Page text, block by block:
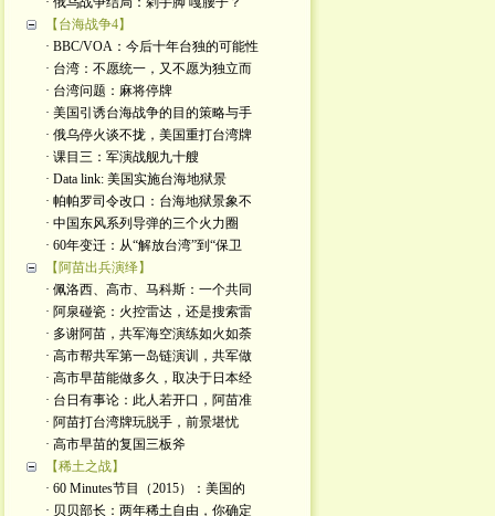
【台海战争4】
· BBC/VOA：今后十年台独的可能性
· 台湾：不愿统一，又不愿为独立而
· 台湾问题：麻将停牌
· 美国引诱台海战争的目的策略与手
· 俄乌停火谈不拢，美国重打台湾牌
· 课目三：军演战舰九十艘
· Data link: 美国实施台海地狱景
· 帕帕罗司令改口：台海地狱景象不
· 中国东风系列导弹的三个火力圈
· 60年变迁：从“解放台湾”到“保卫
【阿苗出兵演绎】
· 佩洛西、高市、马科斯：一个共同
· 阿泉碰瓷：火控雷达，还是搜索雷
· 多谢阿苗，共军海空演练如火如荼
· 高市帮共军第一岛链演训，共军做
· 高市早苗能做多久，取决于日本经
· 台日有事论：此人若开口，阿苗准
· 阿苗打台湾牌玩脱手，前景堪忧
· 高市早苗的复国三板斧
【稀土之战】
· 60 Minutes节目（2015）：美国的
· 贝贝部长：两年稀土自由，你确定